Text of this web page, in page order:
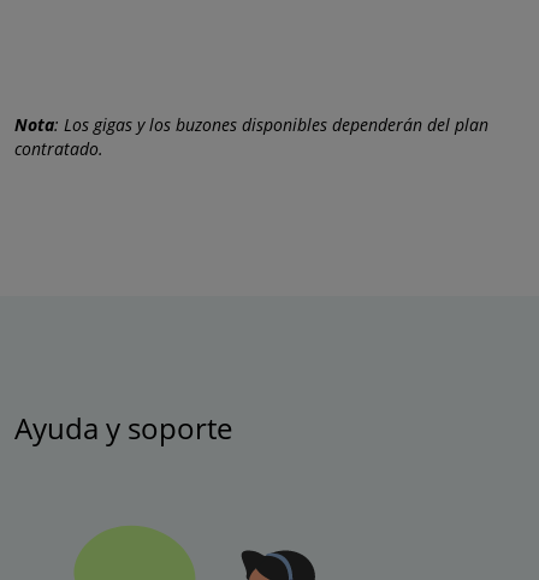
Nota: Los gigas y los buzones disponibles dependerán del plan
contratado.
Ayuda y soporte